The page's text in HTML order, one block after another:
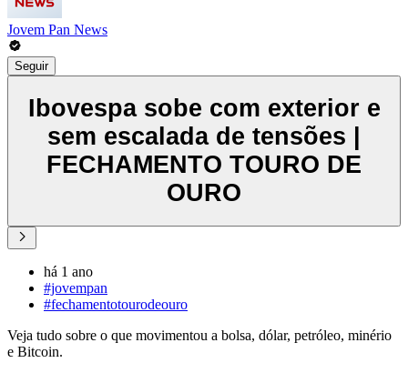
Jovem Pan News
Seguir
Ibovespa sobe com exterior e
sem escalada de tensões |
FECHAMENTO TOURO DE
OURO
há 1 ano
#jovempan
#fechamentotourodeouro
Veja tudo sobre o que movimentou a bolsa, dólar, petróleo, minério
e Bitcoin.